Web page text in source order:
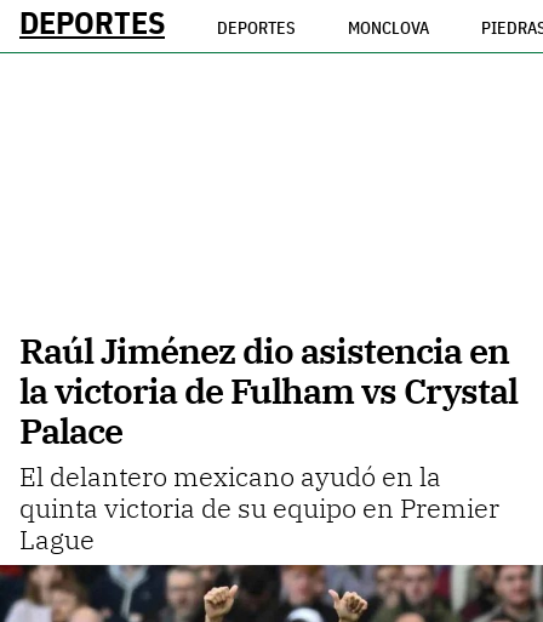
DEPORTES DEPORTES MONCLOVA
Raúl Jiménez dio asistencia en
la victoria de Fulham vs Crystal
Palace
El delantero mexicano ayudó en la
quinta victoria de su equipo en Premier
Lague